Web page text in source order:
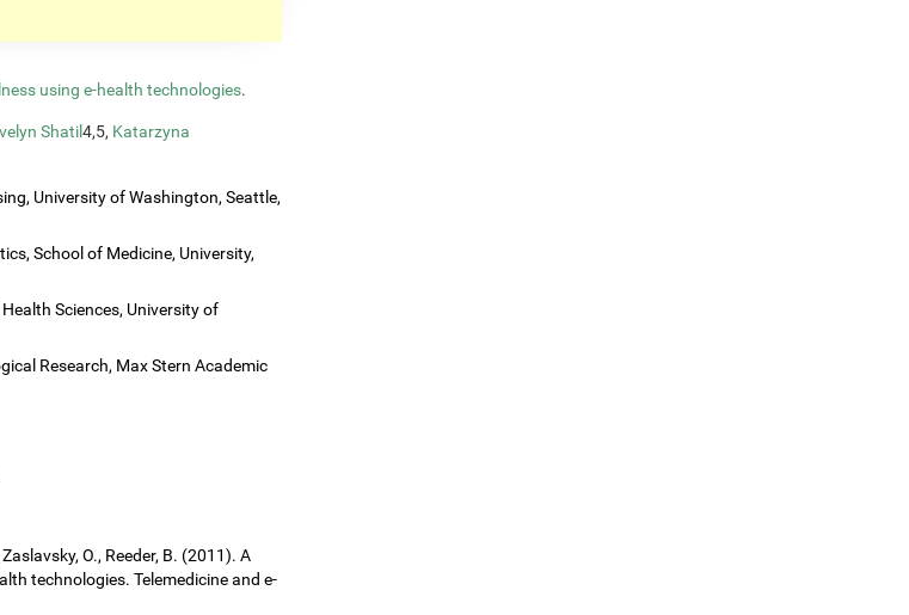
using e-health technologies.
Shatil4,5, Katarzyna
University of Washington, Seattle,
School of Medicine, University,
Sciences, University of
Research, Max Stern Academic
O., Reeder, B. (2011). A
technologies. Telemedicine and e-